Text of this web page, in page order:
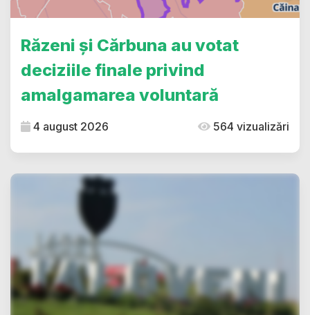
Răzeni și Cărbuna au votat
deciziile finale privind
amalgamarea voluntară
4 august 2026 564 vizualizări